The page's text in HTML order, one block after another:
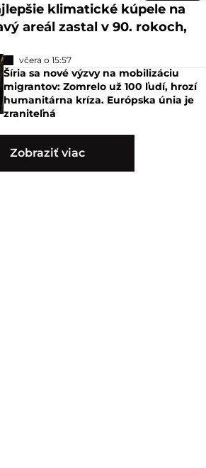
klimatické kúpele na
areál zastal v 90. rokoch,
včera o 15:57
Šíria sa nové výzvy na mobilizáciu
migrantov: Zomrelo už 100 ľudí, hrozí
humanitárna kríza. Európska únia je
zraniteľná
Zobraziť viac